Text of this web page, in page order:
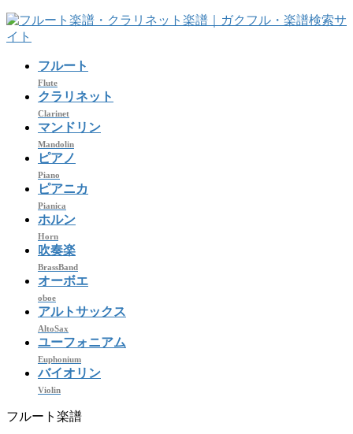
コ
ン
ナ
ビ
フルート
Flute
クラリネット
Clarinet
マンドリン
Mandolin
ピアノ
Piano
ピアニカ
Pianica
ホルン
Horn
吹奏楽
BrassBand
オーボエ
oboe
アルトサックス
AltoSax
ユーフォニアム
Euphonium
バイオリン
Violin
フルート楽譜